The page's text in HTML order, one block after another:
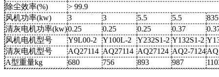
除尘效率(%)
> 99.9
风机功率(kw)
3 3 5.5 5.5
835
清灰电机功率(kw)0.25 0.25 0.25 0.37
风机电机型号
Y9L00-2 Y100L-2 Y232S1-2 Y132S1-2
清灰电机型号
AQ27114 AQ27114 AQ27124 AQ2-7124
A型重量kg
680 756 893 987